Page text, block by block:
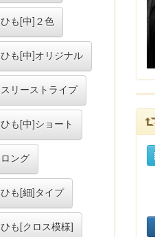
ひも[中]２色
ひも[中]オリジナル
スリーストライプ
ひも[中]ショート
ロング
ひも[細]タイプ
ひも[クロス模様]